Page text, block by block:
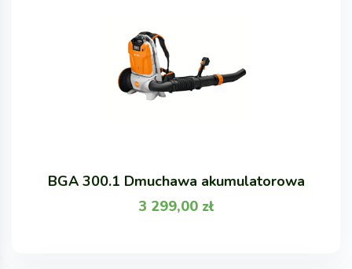
BGA 300.1 Dmuchawa akumulatorowa
3 299,00 zł